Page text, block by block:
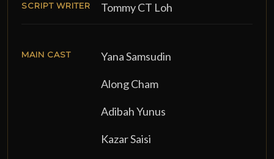
SCRIPT WRITER Tommy CT Loh
MAIN CAST Yana Samsudin
Along Cham
Adibah Yunus
Kazar Saisi